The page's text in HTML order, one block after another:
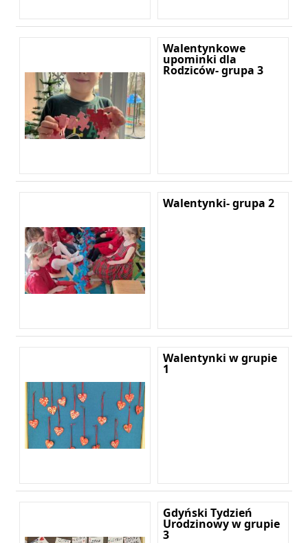
Walentynkowe
upominki dla
Rodziców- grupa 3
Walentynki- grupa 2
Walentynki w grupie
1
Gdyński Tydzień
Urodzinowy w grupie
3